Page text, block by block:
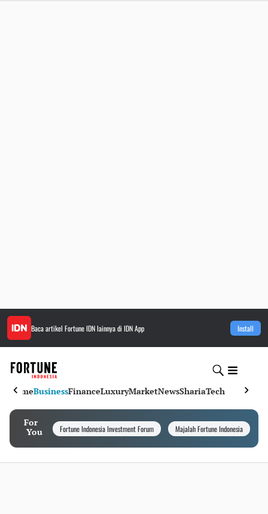
Baca artikel Fortune IDNlainnya di IDN App Install
HomeBusinessFinanceLuxuryMarketNewsShariaTech
For
You
Fortune Indonesia Investment Forum Majalah Fortune Indonesia